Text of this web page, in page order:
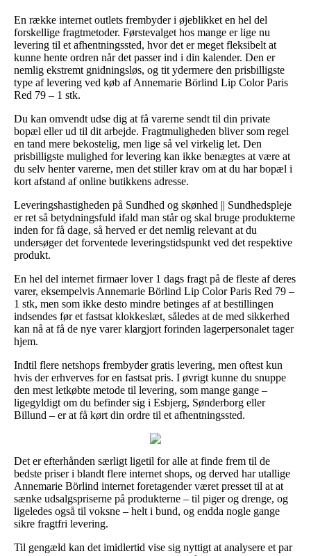
En række internet outlets frembyder i øjeblikket en hel del
forskellige fragtmetoder. Førstevalget hos mange er lige nu
levering til et afhentningssted, hvor det er meget fleksibelt at
kunne hente ordren når det passer ind i din kalender. Den er
nemlig ekstremt gnidningsløs, og tit ydermere den prisbilligste
type af levering ved køb af Annemarie Börlind Lip Color Paris
Red 79 – 1 stk.
Du kan omvendt udse dig at få varerne sendt til din private
bopæl eller ud til dit arbejde. Fragtmuligheden bliver som regel
en tand mere bekostelig, men lige så vel virkelig let. Den
prisbilligste mulighed for levering kan ikke benægtes at være at
du selv henter varerne, men det stiller krav om at du har bopæl i
kort afstand af online butikkens adresse.
Leveringshastigheden på Sundhed og skønhed || Sundhedspleje
er ret så betydningsfuld ifald man står og skal bruge produkterne
inden for få dage, så herved er det nemlig relevant at du
undersøger det forventede leveringstidspunkt ved det respektive
produkt.
En hel del internet firmaer lover 1 dags fragt på de fleste af deres
varer, eksempelvis Annemarie Börlind Lip Color Paris Red 79 –
1 stk, men som ikke desto mindre betinges af at bestillingen
indsendes før et fastsat klokkeslæt, således at de med sikkerhed
kan nå at få de nye varer klargjort forinden lagerpersonalet tager
hjem.
Indtil flere netshops frembyder gratis levering, men oftest kun
hvis der erhverves for en fastsat pris. I øvrigt kunne du snuppe
den mest letkøbte metode til levering, som mange gange –
ligegyldigt om du befinder sig i Esbjerg, Sønderborg eller
Billund – er at få kørt din ordre til et afhentningssted.
Det er efterhånden særligt ligetil for alle at finde frem til de
bedste priser i blandt flere internet shops, og derved har utallige
Annemarie Börlind internet foretagender været presset til at at
sænke udsalgspriserne på produkterne – til piger og drenge, og
ligeledes også til voksne – helt i bund, og endda nogle gange
sikre fragtfri levering.
Til gengæld kan det imidlertid vise sig nyttigt at analysere et par